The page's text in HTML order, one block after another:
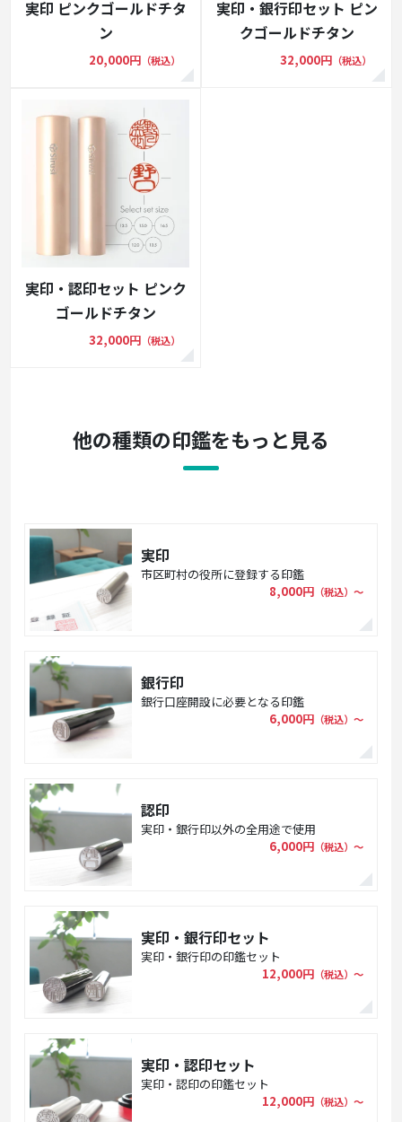
実印 ピンクゴールドチタ
ン
20,000円 （税込）
実印・銀行印セット ピン
クゴールドチタン
32,000円 （税込）
実印・認印セット ピンク
ゴールドチタン
32,000円 （税込）
他の種類の印鑑をもっと見る
実印
市区町村の役所に登録する印鑑
8,000円 （税込）〜
銀行印
銀行口座開設に必要となる印鑑
6,000円 （税込）〜
認印
実印・銀行印以外の全用途で使用
6,000円 （税込）〜
実印・銀行印セット
実印・銀行印の印鑑セット
12,000円 （税込）〜
実印・認印セット
実印・認印の印鑑セット
12,000円 （税込）〜